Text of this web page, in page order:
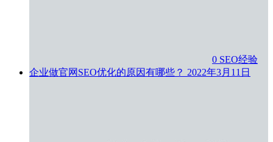
0 SEO经验
企业做官网SEO优化的原因有哪些？ 2022年3月11日